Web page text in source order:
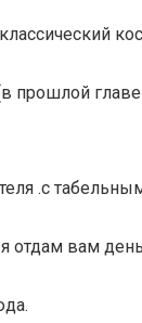
главе
.с
отдам вам